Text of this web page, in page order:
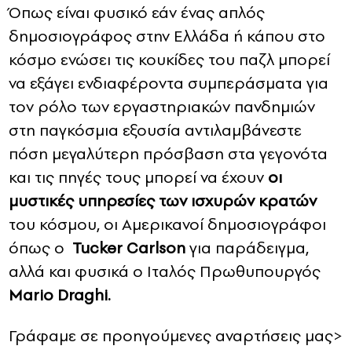
Όπως είναι φυσικό εάν ένας απλός
δημοσιογράφος στην Ελλάδα ή κάπου στο
κόσμο ενώσει τις κουκίδες του παζλ μπορεί
να εξάγει ενδιαφέροντα συμπεράσματα για
τον ρόλο των εργαστηριακών πανδημιών
στη παγκόσμια εξουσία αντιλαμβάνεστε
πόση μεγαλύτερη πρόσβαση στα γεγονότα
και τις πηγές τους μπορεί να έχουν οι
μυστικές υπηρεσίες των ισχυρών κρατών
του κόσμου, οι Αμερικανοί δημοσιογράφοι
όπως ο Tucker Carlsonγια παράδειγμα,
αλλά και φυσικά ο Ιταλός Πρωθυπουργός
Mario Draghi.
Γράφαμε σε προηγούμενες αναρτήσεις μας>